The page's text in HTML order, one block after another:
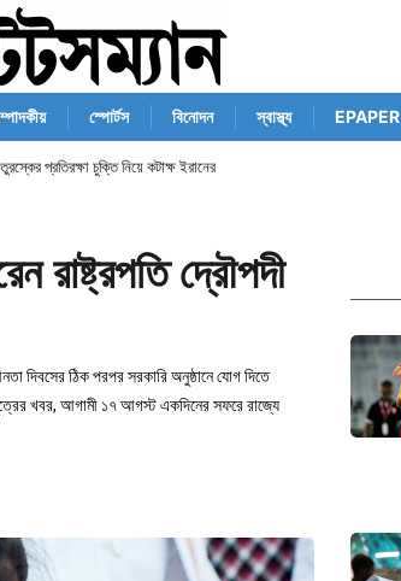
স্পোর্টস বিনোদন স্বাস্থ্য EPAPER
প্রতিরক্ষা চুক্তি নিয়ে কটাক্ষ ইরানের
রাষ্ট্রপতি দ্রৌপদী
দিবসের ঠিক পরপর সরকারি অনুষ্ঠানে যোগ দিতে
খবর, আগামী ১৭ আগস্ট একদিনের সফরে রাজ্যে